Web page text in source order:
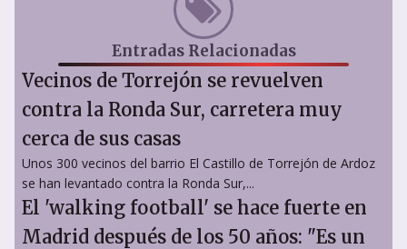
Entradas Relacionadas
Vecinos de Torrejón se revuelven
contra la Ronda Sur, carretera muy
cerca de sus casas
Unos 300 vecinos del barrio El Castillo de Torrejón de Ardoz
se han levantado contra la Ronda Sur,...
El 'walking football' se hace fuerte en
Madrid después de los 50 años: "Es un